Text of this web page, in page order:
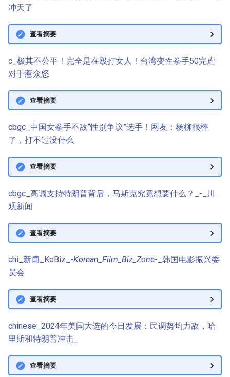
冲天了
查看摘要
c_极其不公平！完全是在殴打女人！台湾变性拳手50完虐
对手惹众怒
查看摘要
cbgc_中国女拳手不敌“性别争议”选手！网友：杨柳很棒
了，打不过没什么
查看摘要
cbgc_高调支持特朗普背后，马斯克究竟想要什么？_-_川
观新闻
查看摘要
chi_新闻_KoBiz_-Korean_Film_Biz_Zone-_韩国电影振兴委
员会
查看摘要
chinese_2024年美国大选的今日发展：民调势均力敌，哈
里斯和特朗普冲击_
查看摘要